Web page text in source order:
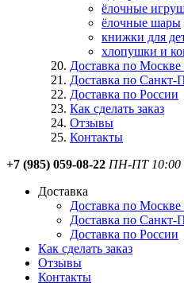
ёлочные
ёлочные шары
книжки для
хлопушки и
Доставка по
Доставка по Санкт-
Доставка по России
Как сделать заказ
Отзывы
Контакты
+7 (985) 059-08-22 ПН-ПТ 10:00
Доставка
Доставка по
Доставка по Санкт-
Доставка по России
Как сделать заказ
Отзывы
Контакты